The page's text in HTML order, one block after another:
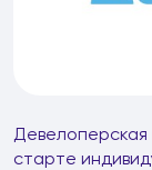
Девелоперская
старте